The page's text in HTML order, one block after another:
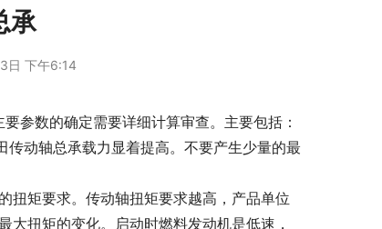
承
日 下午6:14
参数的确定需要详细计算审查。主要包括：
动轴总承载力显着提高。不要产生少量的最
扭矩要求。传动轴扭矩要求越高，产品单位
扭矩的变化。启动时燃料发动机是低速，